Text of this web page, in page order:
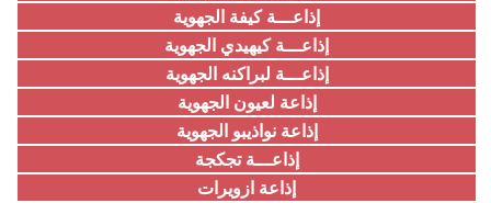
إذاعـــة كيفة الجهوية
إذاعـــة كيهيدي الجهوية
إذاعـــة لبراكنه الجهوية
إذاعة لعيون الجهوية
إذاعة نواذيبو الجهوية
إذاعـــة تجكجة
إذاعة ازويرات